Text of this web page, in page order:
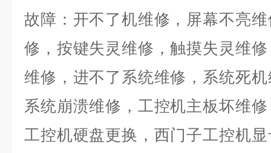
故障：开不了机维修，屏幕不亮
修，按键失灵维修，触摸失灵维
维修，进不了系统维修，系统死
系统崩溃维修，工控机主板坏维
工控机硬盘更换，西门子工控机